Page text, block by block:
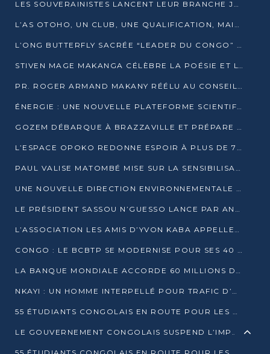
LES SOUVERAINISTES LANCENT LEUR BRANCHE JEUNE À BRAZZAVILLE
L’AS OTOHO, UN CLUB, UNE QUALIFICATION, MAIS ENCORE DES DOUTES
L’ONG BUTTERFLY SACRÉE “LEADER DU CONGO” AU PRIX D’EXCELLENCE 2025
STIVEN MAGE MAKANGA CÉLÈBRE LA POÉSIE ET L’HUMAIN AVEC SON RECUEIL “HECTARE”
PR. ROGER ARMAND MAKANY RÉÉLU AU CONSEIL DE L’AUF
ÉNERGIE : UNE NOUVELLE PLATEFORME SCIENTIFIQUE POUR LA TRANSITION ÉNERGÉTIQUE EN AFRIQUE CENTRALE
GOZEM DÉBARQUE À BRAZZAVILLE ET PRÉPARE SON ARRIVÉE À POINTE-NOIRE
L’ESPACE OPOKO REDONNE ESPOIR À PLUS DE 775 ÉLÈVES AUTOCHTONES DANS LE NORD DU CONGO
PAUL VALISE MATOMBÉ MISE SUR LA SENSIBILISATION POUR ÉRAQUER LE GRAND BANDITISME
UNE NOUVELLE DIRECTION ENVIRONNEMENTALE POUR RENFORCER LA GESTION DES DONNÉES AU CONGO
LE PRÉSIDENT SASSOU N’GUESSO LANCE PAR ANTICIPATION LA 39ÈME JOURNÉE NATIONALE DE L’ARBRE
L’ASSOCIATION LES AMIS D’YVON KABA APPELLENT DENIS SASSOU N’GUESSO À SE PORTER CANDIDAT
CONGO : LE BCBTP SE MODERNISE POUR SES 40 ANS D’EXISTENCE
LA BANQUE MONDIALE ACCORDE 60 MILLIONS DE DOLLARS POUR LA RÉSILIENCE URBAINE AU CONGO
NKAYI : UN HOMME INTERPELLÉ POUR TRAFIC D’UN BÉBÉ CHIMPANZÉ
55 ÉTUDIANTS CONGOLAIS EN ROUTE POUR LES UNIVERSITÉS ALGÉRIENNES
LE GOUVERNEMENT CONGOLAIS SUSPEND L’IMPORTATION DES MACHETTES ET DES MOTOS